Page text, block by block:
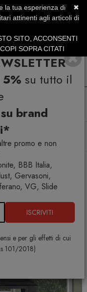
su tutto il
brand
promo e non
BBB Italia,
Gervasoni,
VG, Slide
ISCRIVITI
e per gli effetti di cui
101/2018)
di Sconto
Tavoli allungabili
2 OM/312/MN
✖
la tua esperienza di
attinenti agli articoli di
SITO, ACCONSENTI
SOPRA CITATI